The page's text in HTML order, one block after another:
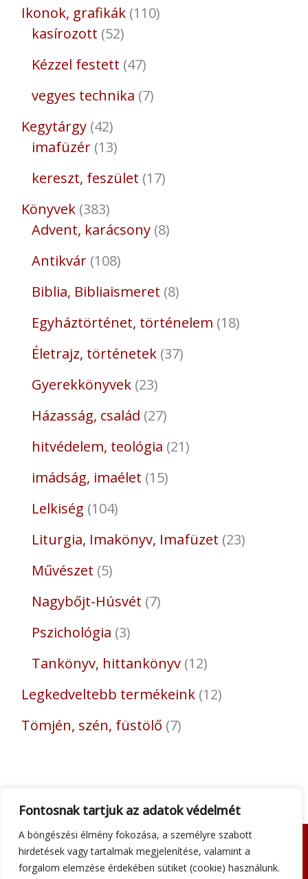
Fontosnak tartjuk az adatok védelmét
A böngészési élmény fokozása, a személyre szabott
hirdetések vagy tartalmak megjelenítése, valamint a
forgalom elemzése érdekében sütiket (cookie) használunk.
Ikonok, grafikák 110
kasírozott 52
Kézzel festett 47
vegyes technika 7
Kegytárgy 42
imafüzér 13
kereszt, feszület 17
Könyvek 383
Advent, karácsony 8
Antikvár 108
Biblia, Bibliaismeret 8
Egyháztörténet, történelem 18
Életrajz, történetek 37
Gyerekkönyvek 23
Házasság, család 27
hitvédelem, teológia 21
imádság, imaélet 15
Lelkiség 104
Liturgia, Imakönyv, Imafüzet 23
Művészet 5
Nagybőjt-Húsvét 7
Pszichológia 3
Tankönyv, hittankönyv 12
Legkedveltebb termékeink 12
Tömjén, szén, füstölő 7
Adatkezelési tájékoztató